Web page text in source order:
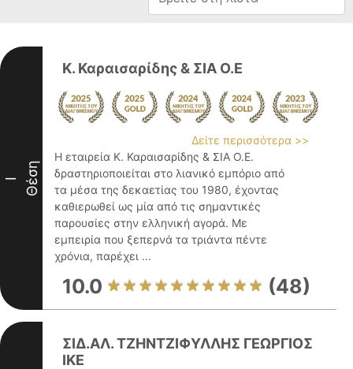
I Θέση
Κ. Καραισαρίδης & ΣΙΑ Ο.Ε
Δείτε περισσότερα >>
Η εταιρεία Κ. Καραισαρίδης & ΣΙΑ Ο.Ε.
δραστηριοποιείται στο λιανικό εμπόριο από
τα μέσα της δεκαετίας του 1980, έχοντας
καθιερωθεί ως μία από τις σημαντικές
παρουσίες στην ελληνική αγορά. Με
εμπειρία που ξεπερνά τα τριάντα πέντε
χρόνια, παρέχει ...
10.0 (48)
ΣΙΔ.ΑΛ. ΤΖΗΝΤΖΙΦΥΛΛΗΣ ΓΕΩΡΓΙΟΣ
ΙΚΕ